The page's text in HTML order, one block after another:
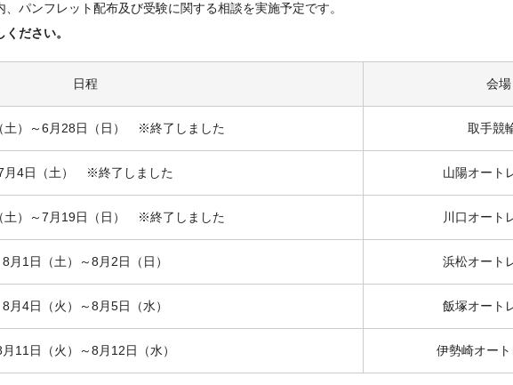
パンフレット配布及び受験に関する相談を実施予定です。
ださい。
日程 会場
土）～6月28日（日） ※終了しました 取手競
月4日（土） ※終了しました 山陽オート
土）～7月19日（日） ※終了しました 川口オート
8月1日（土）～8月2日（日） 浜松オート
8月4日（火）～8月5日（水） 飯塚オート
月11日（火）～8月12日（水） 伊勢崎オー